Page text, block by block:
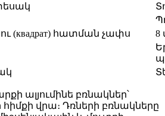
(квадрат) հատման չափս
8
ալյումինե բռնակներ՝
վրա։ Դռների բռնակները